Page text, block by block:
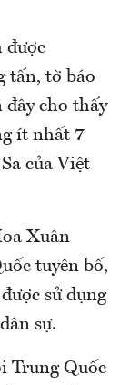
được
tấn, tờ báo
đây cho thấy
ít nhất 7
của Việt
Xuân
tuyên bố,
sử dụng
sự.
Trung Quốc